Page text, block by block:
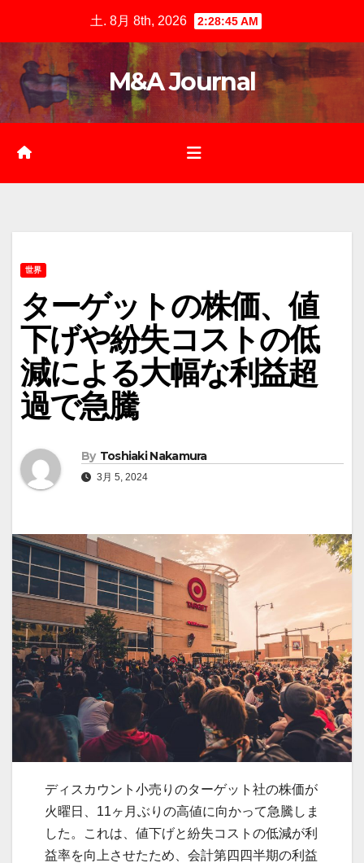
content
土. 8月 8th, 2026 2:28:46 AM
M&A Journal
世界
ターゲットの株価、値
下げや紛失コストの低
減による大幅な利益超
過で急騰
By Toshiaki Nakamura
3月 5, 2024
ディスカウント小売りのターゲット社の株価が
火曜日、11ヶ月ぶりの高値に向かって急騰しま
した。これは、値下げと紛失コストの低減が利
益率を向上させたため、会計第四四半期の利益